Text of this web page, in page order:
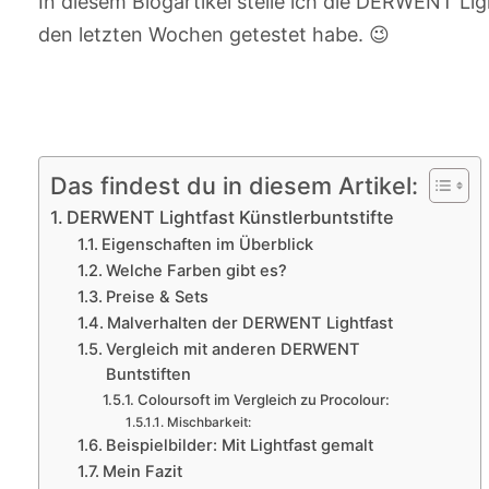
den letzten Wochen getestet habe. 😉
Das findest du in diesem Artikel:
DERWENT Lightfast Künstlerbuntstifte
Eigenschaften im Überblick
Welche Farben gibt es?
Preise & Sets
Malverhalten der DERWENT Lightfast
Vergleich mit anderen DERWENT
Buntstiften
Coloursoft im Vergleich zu Procolour:
Mischbarkeit:
Beispielbilder: Mit Lightfast gemalt
Mein Fazit